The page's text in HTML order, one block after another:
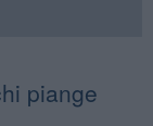
piange